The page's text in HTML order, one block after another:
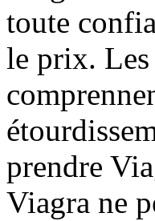
toute
le prix. Les
prendre
Viagra ne